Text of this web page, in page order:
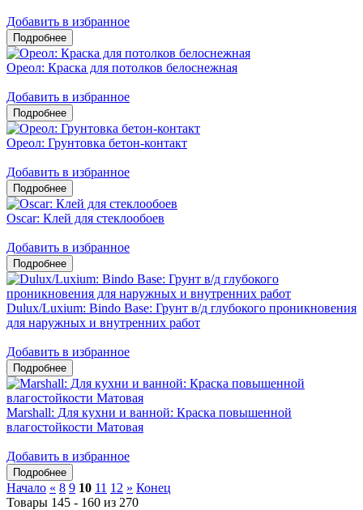
Добавить в избранное
Ореол: Краска для потолков белоснежная
Добавить в избранное
Ореол: Грунтовка бетон-контакт
Добавить в избранное
Oscar: Клей для стеклообоев
Добавить в избранное
Dulux/Luxium: Bindo Base: Грунт в/д глубокого проникновения
для наружных и внутренних работ
Добавить в избранное
Marshall: Для кухни и ванной: Краска повышенной
влагостойкости Матовая
Добавить в избранное
Начало « 8 9 10 11 12 » Конец
Товары 145 - 160 из 270